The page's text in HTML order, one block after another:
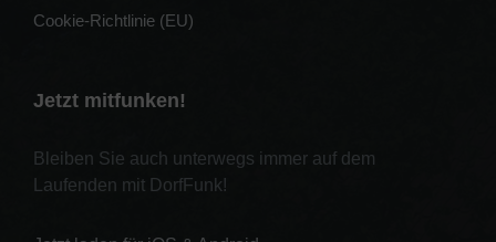
Cookie-Richtlinie (EU)
Jetzt mitfunken!
Bleiben Sie auch unterwegs immer auf dem
Laufenden mit DorfFunk!